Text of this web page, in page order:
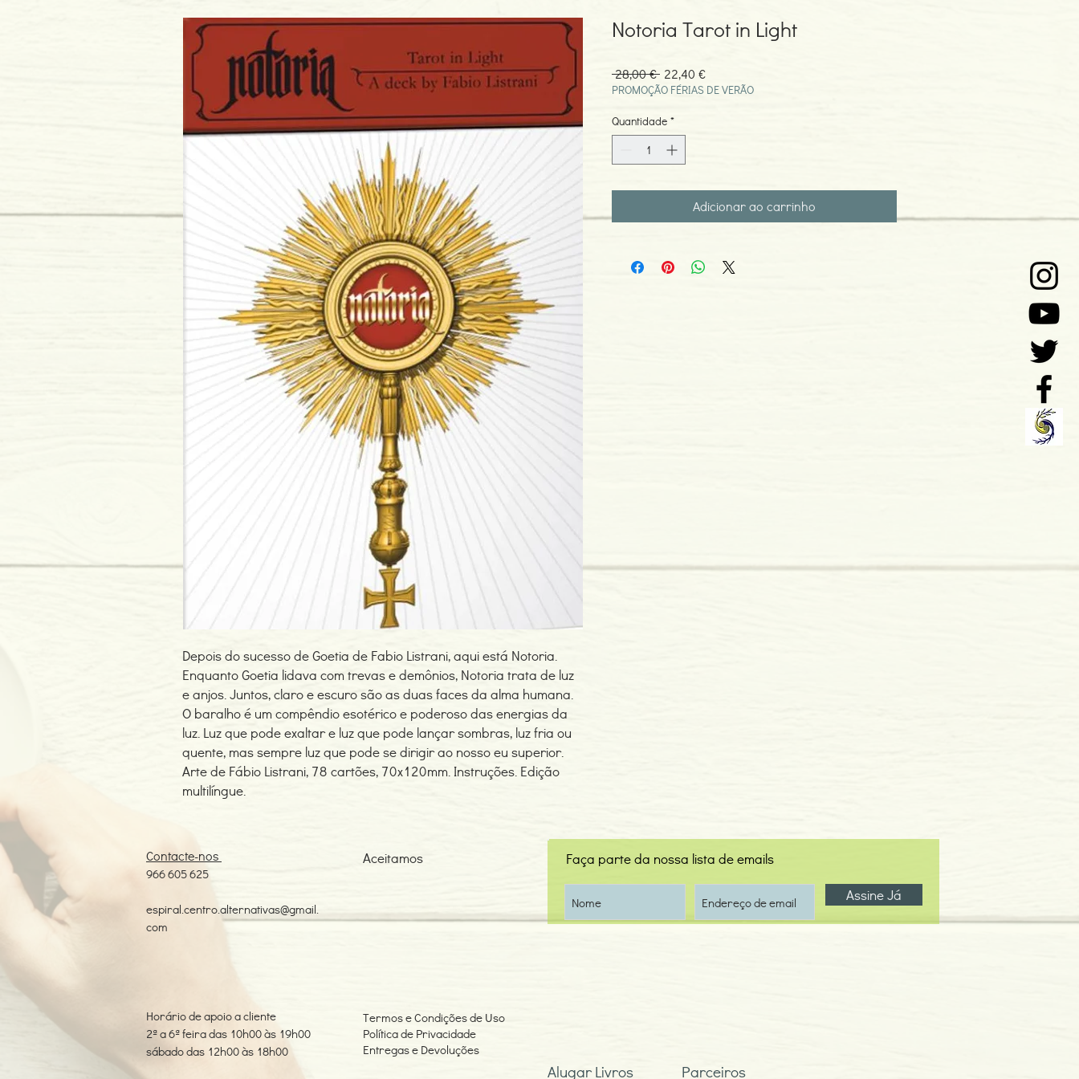
Depois do sucesso de Goetia de Fabio Listrani, aqui está Notoria.
Enquanto Goetia lidava com trevas e demônios, Notoria trata de luz
e anjos. Juntos, claro e escuro são as duas faces da alma humana.
O baralho é um compêndio esotérico e poderoso das energias da
luz. Luz que pode exaltar e luz que pode lançar sombras, luz fria ou
quente, mas sempre luz que pode se dirigir ao nosso eu superior.
Arte de Fábio Listrani, 78 cartões, 70x120mm. Instruções. Edição
multilíngue.
Notoria Tarot in Light
28,00 € Preço
normal
22,40 €Preço
promocional
PROMOÇÃO FÉRIAS DE VERÃO
Quantidade *
Adicionar ao carrinho
Contacte-nos
966 605 625
espiral.centro.alternativas@gmail.
com
Aceitamos
Faça parte da nossa lista de emails
Assine Já
Horário de apoio a cliente
2ª a 6ª feira das 10h00 às 19h00
sábado das 12h00 às 18h00
Termos e Condições de Uso
Política de Privacidade
Entregas e Devoluções
Alugar Livros Parceiros